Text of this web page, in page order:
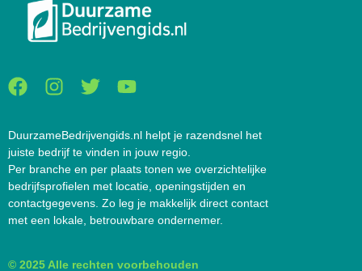
DuurzameBedrijvengids.nl helpt je razendsnel het
juiste bedrijf te vinden in jouw regio.
Per branche en per plaats tonen we overzichtelijke
bedrijfsprofielen met locatie, openingstijden en
contactgegevens. Zo leg je makkelijk direct contact
met een lokale, betrouwbare ondernemer.
© 2025 Alle rechten voorbehouden